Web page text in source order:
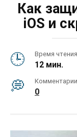
Как
iOS и
Время чтения
12 мин.
Комментарии
0